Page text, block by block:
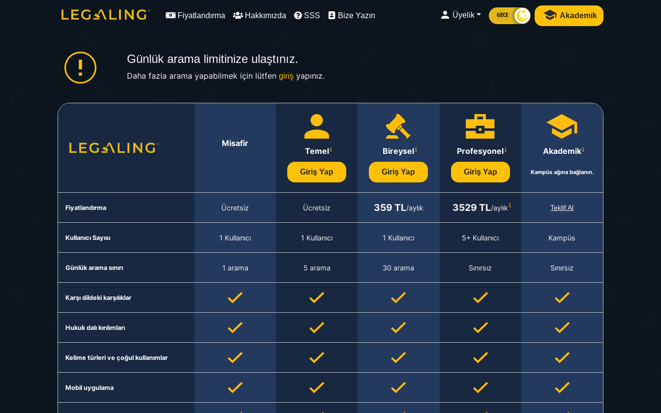
Fiyatlandırma Hakkımızda SSS Bize Yazın Üyelik GECE Akademik
Günlük arama limitinize ulaştınız.
Daha fazla arama yapabilmek için lütfen girişyapınız.
Misafir
Temel
Giriş Yap
Bireysel
Giriş Yap
Profesyonel
Giriş Yap
Akademik
Kampüs ağına bağlanın.
Fiyatlandırma Ücretsiz Ücretsiz 359 TL/aylık 3529 TL/aylık Teklif Al
Kullanıcı Sayısı 1 Kullanıcı 1 Kullanıcı 1 Kullanıcı 5+ Kullanıcı Kampüs
Günlük arama sınırı 1 arama 5 arama 30 arama Sınırsız Sınırsız
Karşı dildeki karşılıklar
Hukuk dalı kırılımları
Kelime türleri ve çoğul kullanımlar
Mobil uygulama